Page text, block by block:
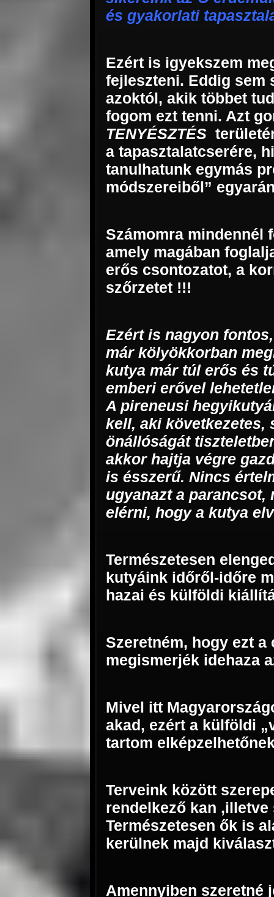
és gyakorlati
Ezért is igyekszem
fejleszteni. Eddig sem
azoktól, akik többet
fogom ezt tenni. Azt
TENYÉSZTÉS
a tapasztalatcserére,
tanulhatunk egymás
módszereiből”
Számomra mindennél
amely magában
erős csontozatot, a
szőrzetet !!!
Ezért is nagyon fontos
már kölyökkorban
kutya már túl erős és
emberi erővel
A pireneusi
kell, aki következetes,
önállóságát
akkor hajtja végre
is ésszerű. Nincs
ugyanazt a parancsot,
elérni, hogy a kutya
Természetesen
kutyáink időről-időre
hazai és külföldi
Szeretném, hogy ezt
megismerjék idehaza
Mivel itt
akad, ezért a külföldi
tartom
Terveink között
rendelkező kan
Természetesen ők is
kerülnek majd
Amennyiben szeretné